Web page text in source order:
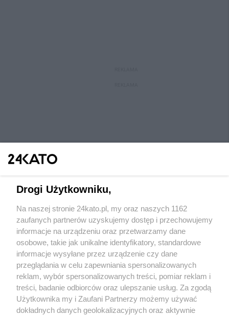
Wydawca mediów lokalnych
Nie zapomnij
zapoznać się z:
polityką prywatności regulamin korzystania z portali
Twojemiasto Skontaktuj sięz nami
Drogi Użytkowniku,
Na naszej stronie 24kato.pl, my oraz naszych 1162
zaufanych partnerów uzyskujemy dostęp i przechowujemy
informacje na urządzeniu oraz przetwarzamy dane
osobowe, takie jak unikalne identyfikatory, standardowe
informacje wysyłane przez urządzenie czy dane
przeglądania w celu zapewniania spersonalizowanych
reklam, wybór spersonalizowanych treści, pomiar reklam i
treści, badanie odbiorców oraz ulepszanie usług. Za zgodą
Użytkownika my i Zaufani Partnerzy możemy używać
dokładnych danych geolokalizacyjnych oraz aktywnie